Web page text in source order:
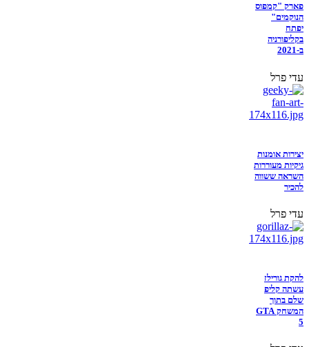
פארק "קמפוס
הנוקמים"
יפתח
בקליפורניה
ב-2021
עדי פרל
יצירות אומנות
גיקיות מעוררות
השראה ששווה
להכיר
עדי פרל
להקת גורילז
עשתה קליפ
שלם בתוך
המשחק GTA
5